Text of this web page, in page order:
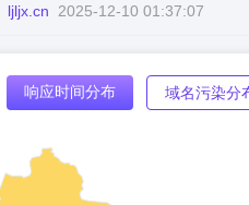
ljljx.cn 2025-12-10 01:37:07
响应时间分布 域名污染分